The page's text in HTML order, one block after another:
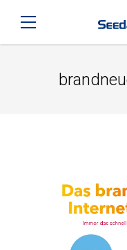
Toggle mobile